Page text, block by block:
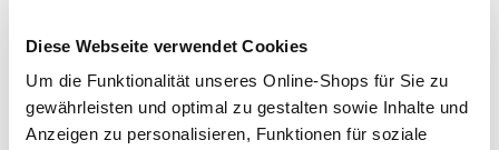
Diese Webseite verwendet Cookies
Um die Funktionalität unseres Online-Shops für Sie zu
gewährleisten und optimal zu gestalten sowie Inhalte und
Anzeigen zu personalisieren, Funktionen für soziale